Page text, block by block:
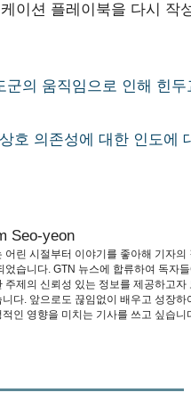
이션 플레이북을 다시 작
군의 움직임으로 인해 힌두
호 의존성에 대한 인도에
Seo-yeon
어린 시절부터 이야기를 좋아해 기자의
었습니다. GTN 뉴스에 합류하여 독자
주제의 신뢰성 있는 정보를 제공하고자
니다. 앞으로도 끊임없이 배우고 성장하
적인 영향을 미치는 기사를 쓰고 싶습니